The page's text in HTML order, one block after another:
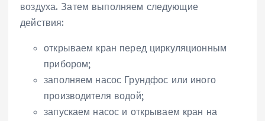
воздуха. Затем выполняем следующие
действия:
открываем кран перед циркуляционным
прибором;
заполняем насос Грундфос или иного
производителя водой;
запускаем насос и открываем кран на